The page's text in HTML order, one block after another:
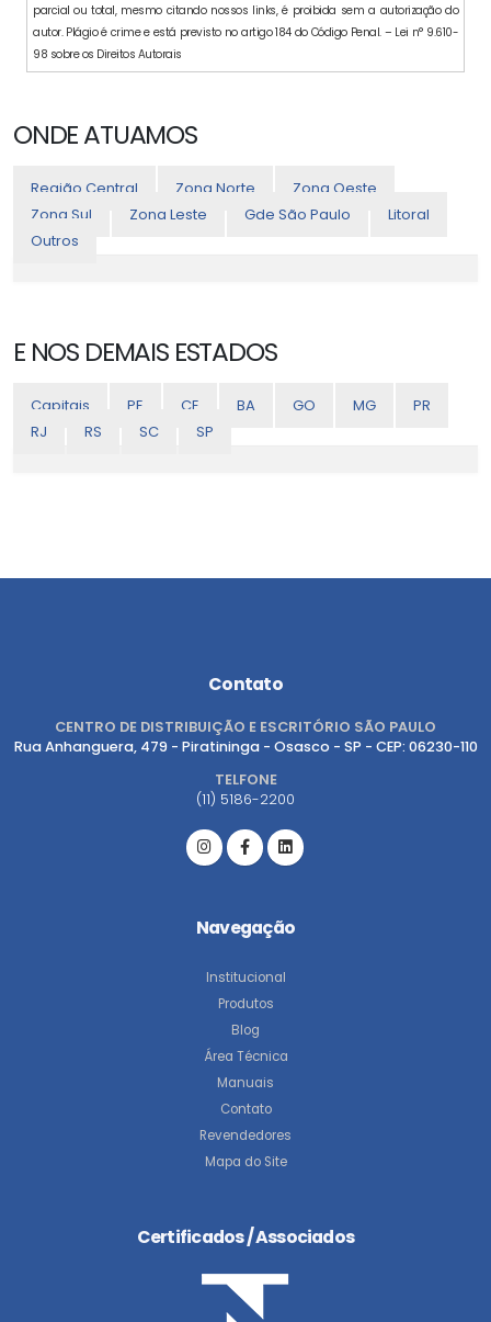
parcial ou total, mesmo citando nossos links, é proibida sem a autorização do
autor. Plágio é crime e está previsto no artigo 184 do Código Penal. – Lei n° 9.610-
98 sobre os Direitos Autorais
ONDE ATUAMOS
Região Central Zona Norte
Zona Oeste
Zona Sul
Zona Leste Gde São Paulo
Litoral
Outros
E NOS DEMAIS ESTADOS
Capitais PE CE BA GO MG
PR
RJ
RS SC SP
Contato
CENTRO DE DISTRIBUIÇÃO E ESCRITÓRIO SÃO PAULO
Rua Anhanguera, 479 - Piratininga - Osasco - SP - CEP: 06230-110
TELFONE
(11) 5186-2200
Navegação
Institucional
Produtos
Blog
Área Técnica
Manuais
Contato
Revendedores
Mapa do Site
Certificados / Associados